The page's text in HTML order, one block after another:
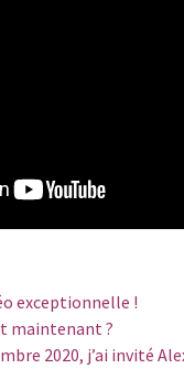
exceptionnelle !
maintenant ?
2020, j’ai invité